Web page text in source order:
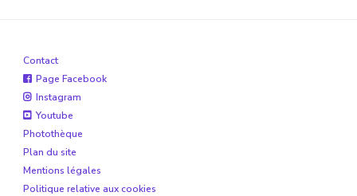
Contact
Page Facebook
Instagram
Youtube
Photothèque
Plan du site
Mentions légales
Politique relative aux cookies